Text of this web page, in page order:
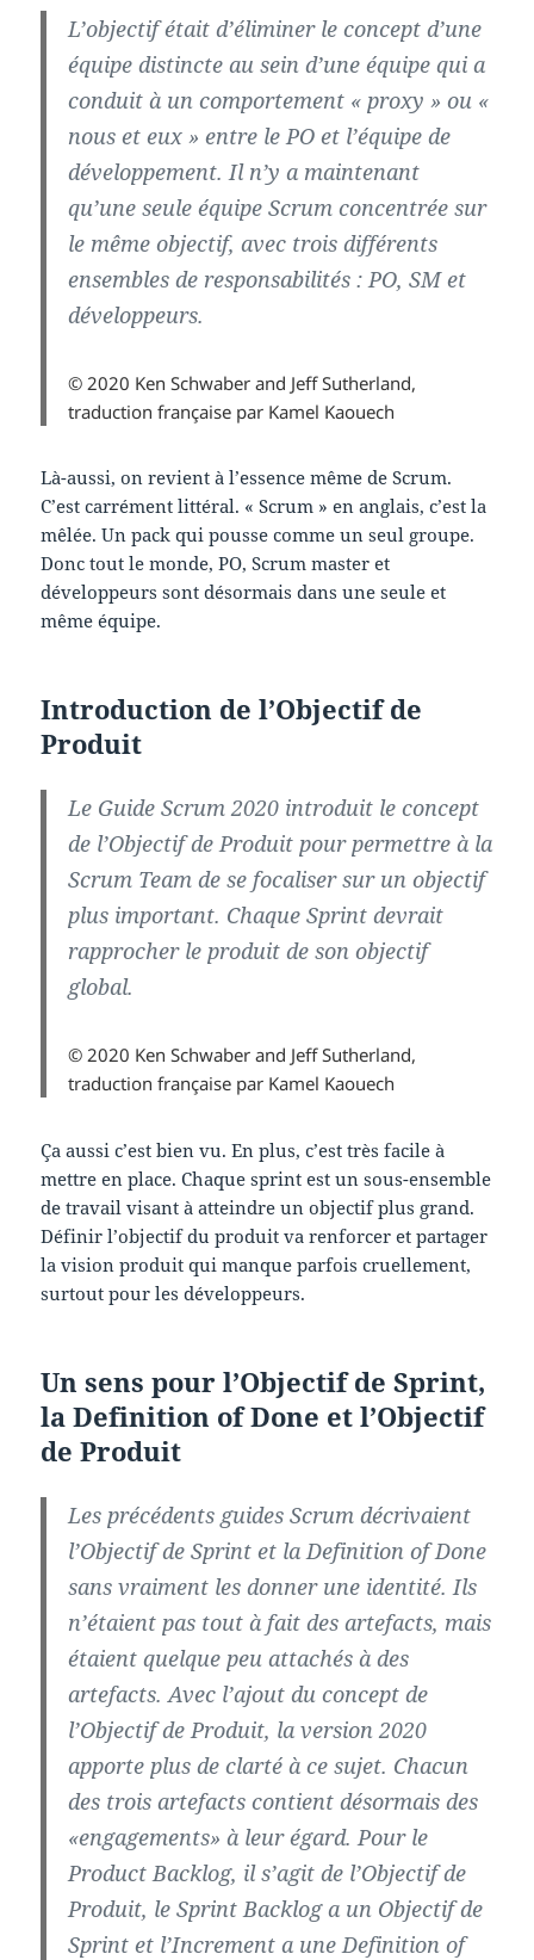
L’objectif était d’éliminer le concept d’une
équipe distincte au sein d’une équipe qui a
conduit à un comportement « proxy » ou «
nous et eux » entre le PO et l’équipe de
développement. Il n’y a maintenant
qu’une seule équipe Scrum concentrée sur
le même objectif, avec trois différents
ensembles de responsabilités : PO, SM et
développeurs.
© 2020 Ken Schwaber and Jeff Sutherland,
traduction française par Kamel Kaouech
Là-aussi, on revient à l’essence même de Scrum.
C’est carrément littéral. « Scrum » en anglais, c’est la
mêlée. Un pack qui pousse comme un seul groupe.
Donc tout le monde, PO, Scrum master et
développeurs sont désormais dans une seule et
même équipe.
Introduction de l’Objectif de
Produit
Le Guide Scrum 2020 introduit le concept
de l’Objectif de Produit pour permettre à la
Scrum Team de se focaliser sur un objectif
plus important. Chaque Sprint devrait
rapprocher le produit de son objectif
global.
© 2020 Ken Schwaber and Jeff Sutherland,
traduction française par Kamel Kaouech
Ça aussi c’est bien vu. En plus, c’est très facile à
mettre en place. Chaque sprint est un sous-ensemble
de travail visant à atteindre un objectif plus grand.
Définir l’objectif du produit va renforcer et partager
la vision produit qui manque parfois cruellement,
surtout pour les développeurs.
Un sens pour l’Objectif de Sprint,
la Definition of Done et l’Objectif
de Produit
Les précédents guides Scrum décrivaient
l’Objectif de Sprint et la Definition of Done
sans vraiment les donner une identité. Ils
n’étaient pas tout à fait des artefacts, mais
étaient quelque peu attachés à des
artefacts. Avec l’ajout du concept de
l’Objectif de Produit, la version 2020
apporte plus de clarté à ce sujet. Chacun
des trois artefacts contient désormais des
«engagements» à leur égard. Pour le
Product Backlog, il s’agit de l’Objectif de
Produit, le Sprint Backlog a un Objectif de
Sprint et l’Increment a une Definition of